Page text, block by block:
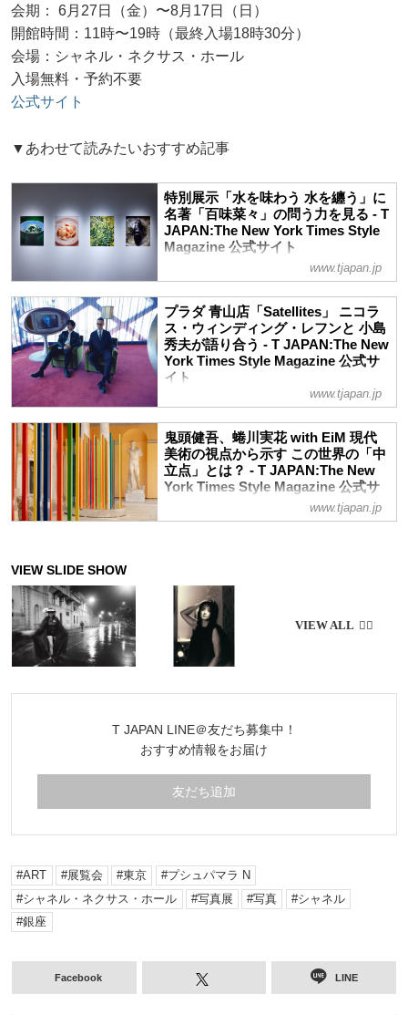
会期： 6月27日（金）〜8月17日（日）
開館時間：11時〜19時（最終入場18時30分）
会場：シャネル・ネクサス・ホール
入場無料・予約不要
公式サイト
▼あわせて読みたいおすすめ記事
特別展示「水を味わう 水を纏う」に
名著「百味菜々」の問う力を見る - T
JAPAN:The New York Times Style
Magazine 公式サイト
私たちの身体組成を占める水。その身体を
服である。「人生のうちで最も敬愛し、大
切に想う1冊」という書に端を発する展覧
会──現在、ISSEY MIYAKE
GINZA│CUBEとISSEY MIYAKE KYOTO
｜KURAで開催中の特別展示「水を味わう
水を纏う“Savor water, Embracing
香が訪れた
www.tjapan.jp
プラダ 青山店「Satellites」 ニコラ
ス・ウィンディング・レフンと 小島
秀夫が語り合う - T JAPAN:The New
York Times Style Magazine 公式サ
イト
その出会いは、広大な宇宙をひたすらに巡
る、孤独な星と星が放つ光のようなもの。
それはまさに、20億光年の孤独の中で見
た光ーー。プラダ財団の支援による展覧会
「Satellites」にて映画監督のニコラス・
ウィンディング・レフンとゲームクリエイ
ターの小島秀夫が、言葉を超えて深く共感
www.tjapan.jp
鬼頭健吾、蜷川実花 with EiM 現代
美術の視点から示す この世界の「中
立点」とは？ - T JAPAN:The New
York Times Style Magazine 公式サ
中だ。開幕の様子をレポートする
www.tjapan.jp
T JAPAN LINE＠友だち募集中！
おすすめ情報をお届け
友だち追加
ART 展覧会 東京
プシュパマラ N
シャネル・ネクサス・ホール
写真展 写真
シャネル
銀座
Facebook LINE